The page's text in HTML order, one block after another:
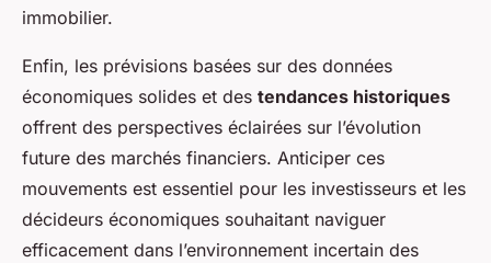
immobilier.
Enfin, les prévisions basées sur des données
économiques solides et des tendances historiques
offrent des perspectives éclairées sur l’évolution
future des marchés financiers. Anticiper ces
mouvements est essentiel pour les investisseurs et les
décideurs économiques souhaitant naviguer
efficacement dans l’environnement incertain des